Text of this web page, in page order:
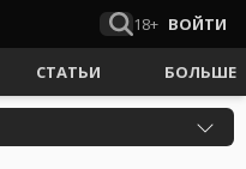
18+ ВОЙТИ
СТАТЬИ БОЛЬШЕ